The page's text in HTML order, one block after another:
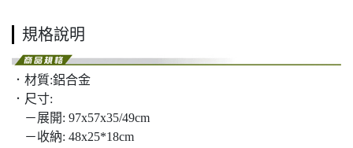
規格說明
．材質:鋁合金
．尺寸:
－展開: 97x57x35/49cm
－收納: 48x25*18cm